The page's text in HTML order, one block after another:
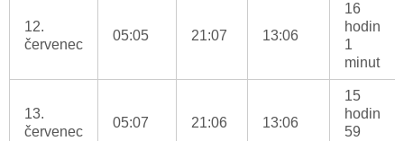
12.
červenec
05:05 21:07 13:06
16
hodin
1
minut
13.
červenec
05:07 21:06 13:06
15
hodin
59